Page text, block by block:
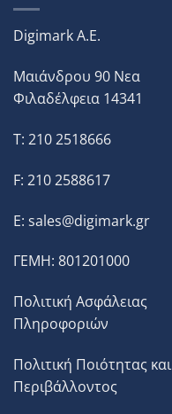
Digimark A.E.
Μαιάνδρου 90 Νεα
Φιλαδέλφεια 14341
T: 210 2518666
F: 210 2588617
E: sales@digimark.gr
ΓΕΜΗ: 801201000
Πολιτική Ασφάλειας
Πληροφοριών
Πολιτική Ποιότητας και
Περιβάλλοντος